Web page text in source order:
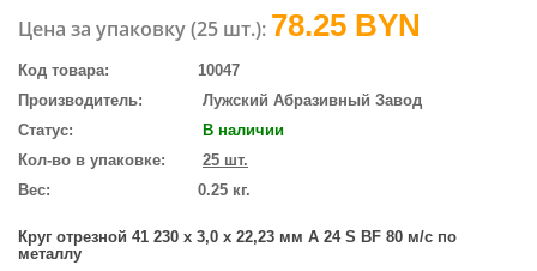
Цена за упаковку (25 шт.): 78.25 BYN
Код товара:
10047
Производитель:
Лужский Абразивный Завод
Статус:
В наличии
Кол-во в упаковке:
25 шт.
Вес:
0.25 кг.
Круг отрезной 41 230 х 3,0 х 22,23 мм A 24 S BF 80 м/с по
металлу